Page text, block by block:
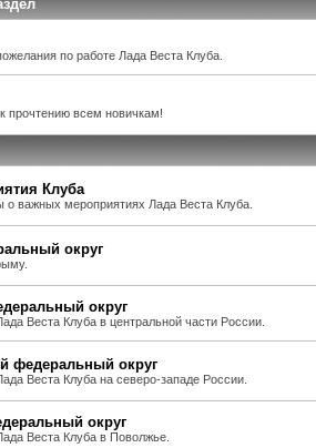
по работе Лада Веста Клуба.
прочтению всем новичкам!
Клуба
о важных мероприятиях Лада Веста Клуба.
округ
округ
Веста Клуба в центральной части России.
федеральный округ
Веста Клуба на северо-западе России.
округ
Веста Клуба в Поволжье.